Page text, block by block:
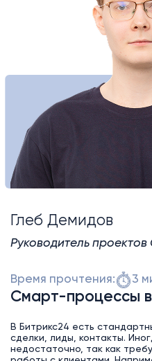
Глеб Демидов
Руководитель проектов
Время прочтения: 3
Смарт-процессы в
В Битрикс24 есть
сделки, лиды, контакты.
недостаточно, так как